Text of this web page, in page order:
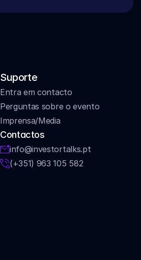
Suporte
Entra em contacto
Perguntas sobre o evento
Imprensa/Media
Contactos
info@investortalks.pt
(+351) 963 105 582